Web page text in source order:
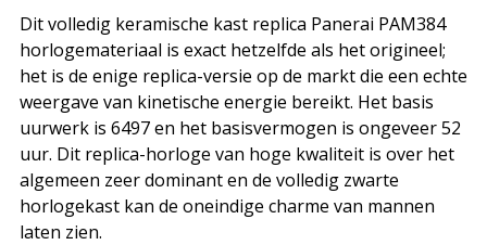
Dit volledig keramische kast replica Panerai PAM384
horlogemateriaal is exact hetzelfde als het origineel;
het is de enige replica-versie op de markt die een echte
weergave van kinetische energie bereikt. Het basis
uurwerk is 6497 en het basisvermogen is ongeveer 52
uur. Dit replica-horloge van hoge kwaliteit is over het
algemeen zeer dominant en de volledig zwarte
horlogekast kan de oneindige charme van mannen
laten zien.